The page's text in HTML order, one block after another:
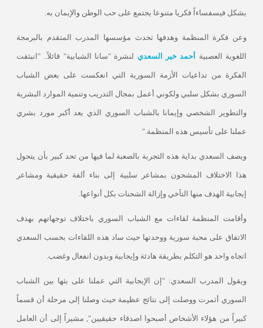
يشكل فيسفساءاً فكريا متنوعا يجتمع على حب الوطن والإيمان به.
وعن فكرة المنظمة وهدفها تحدث مؤسسها المدرب المتقدم بالبرمجة
اللغوية العصبية أحمد خير السعدي لنشرة "سانا الشبابية" قائلاً.. "انبثقت
الفكرة من تداعيات الأزمة السورية التي انعكست على بعض الشباب
السوري بشكل سلبي ولكوني أعمل بمجال التدريب وتنمية الموارد البشرية
والتطوير الشخصي وإيمانا بالشباب السوري الذي يعد أكبر مورد بشري
عملنا على تأسيس هذه المنظمة".
ويصف السعدي بداية هذه التجربة بالصعبة لما فيها من تحد كبير بأن يتحول
هذا الاختلاف المشحون بمشاعر سلبية إلى بناء ألفة حقيقية ومشاعر
إيجابية الهدف منها التآخي وإزالة الشحنات بكل أنواعها.
وأقامت المنظمة لقاءات مع الشباب السوري باختلاف توجهاتهم بهدف
الاتفاق على محبة سورية ووحدتها حيث ساد هذه اللقاءات بحسب السعدي
اتجاه واحد هو التكلم بطريقة هادئة وإيجابية وبدون انفعال وغضب.
ويقول المدرب السعدي: "إن الإيجابية التي عملنا على بثها بين الشباب
السوري أثمرت ووصلت إلى نتائج عظيمة حيث وصلنا إلى مرحلة أن قسماً
كبيراً من هؤلاء الأشخاص أصبحوا اصدقاء حقيقيين", مشيراً إلى أن العامل